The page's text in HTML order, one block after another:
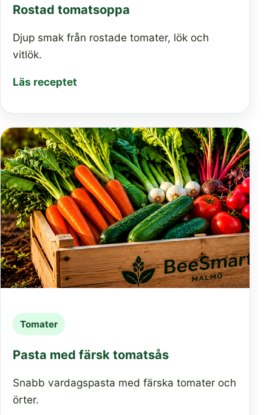
Rostad tomatsoppa
Djup smak från rostade tomater, lök och
vitlök.
Läs receptet
Tomater
Pasta med färsk tomatsås
Snabb vardagspasta med färska tomater och
örter.